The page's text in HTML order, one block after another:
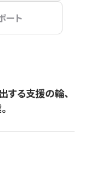
ート
する支援の輪、